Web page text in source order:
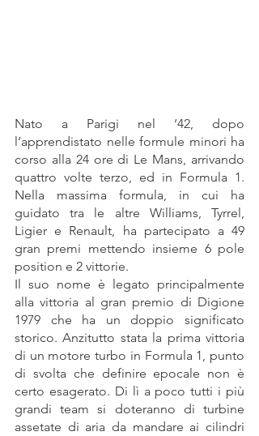
Nato a Parigi nel ‘42, dopo
l’apprendistato nelle formule minori ha
corso alla 24 ore di Le Mans, arrivando
quattro volte terzo, ed in Formula 1.
Nella massima formula, in cui ha
guidato tra le altre Williams, Tyrrel,
Ligier e Renault, ha partecipato a 49
gran premi mettendo insieme 6 pole
position e 2 vittorie.
Il suo nome è legato principalmente
alla vittoria al gran premio di Digione
1979 che ha un doppio significato
storico. Anzitutto stata la prima vittoria
di un motore turbo in Formula 1, punto
di svolta che definire epocale non è
certo esagerato. Di lì a poco tutti i più
grandi team si doteranno di turbine
assetate di aria da mandare ai cilindri